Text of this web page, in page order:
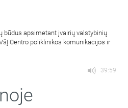
būdus apsimetant įvairių valstybinių
Centro poliklinikos komunikacijos ir
39:59